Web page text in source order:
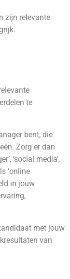
zijn relevante
te
bent, die
Zorg er dan
‘social media’,
‘online
in jouw
met jouw
van